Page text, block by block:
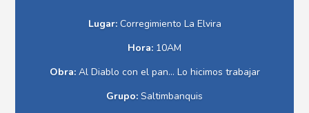
Lugar: Corregimiento La Elvira
Hora: 10AM
Obra:Al Diablo con el pan... Lo hicimos trabajar
Grupo: Saltimbanquis